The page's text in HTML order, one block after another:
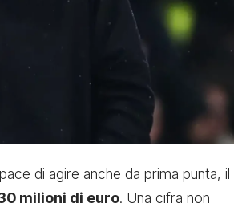
di agire anche da prima punta, il
milioni di euro. Una cifra non